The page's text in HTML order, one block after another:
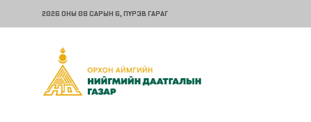
2026 ОНЫ 08 САРЫН 6, ПҮРЭВ ГАРАГ